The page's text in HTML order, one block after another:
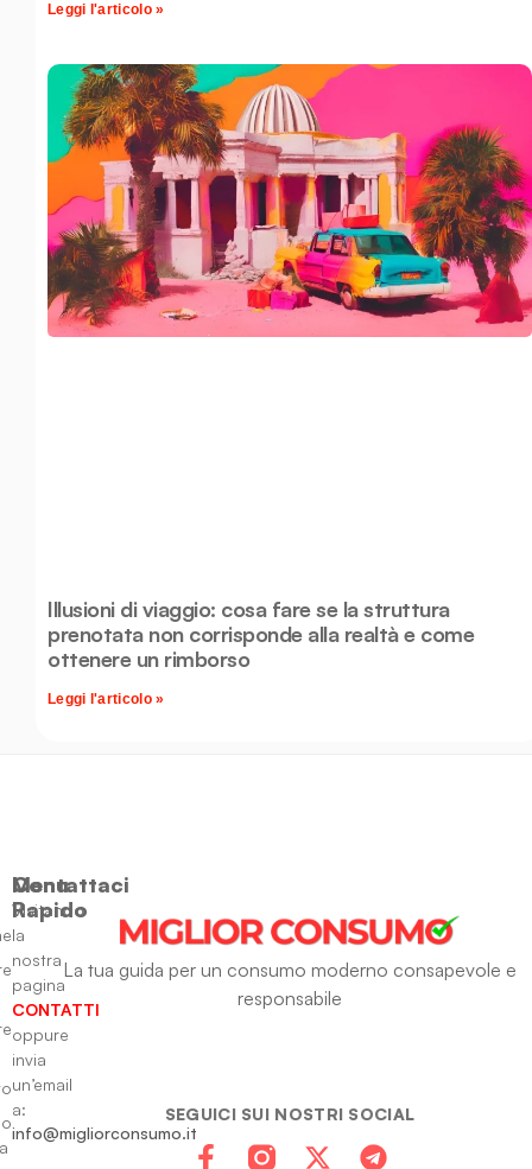
Leggi l'articolo »
Illusioni di viaggio: cosa fare se la struttura
prenotata non corrisponde alla realtà e come
ottenere un rimborso
Leggi l'articolo »
La tua guida per un consumo moderno consapevole e
responsabile
SEGUICI SUI NOSTRI SOCIAL
Menu
Rapido
Contattaci
Visitando
la
nostra
pagina
CONTATTI
oppure
invia
un’email
a:
info@migliorconsumo.it